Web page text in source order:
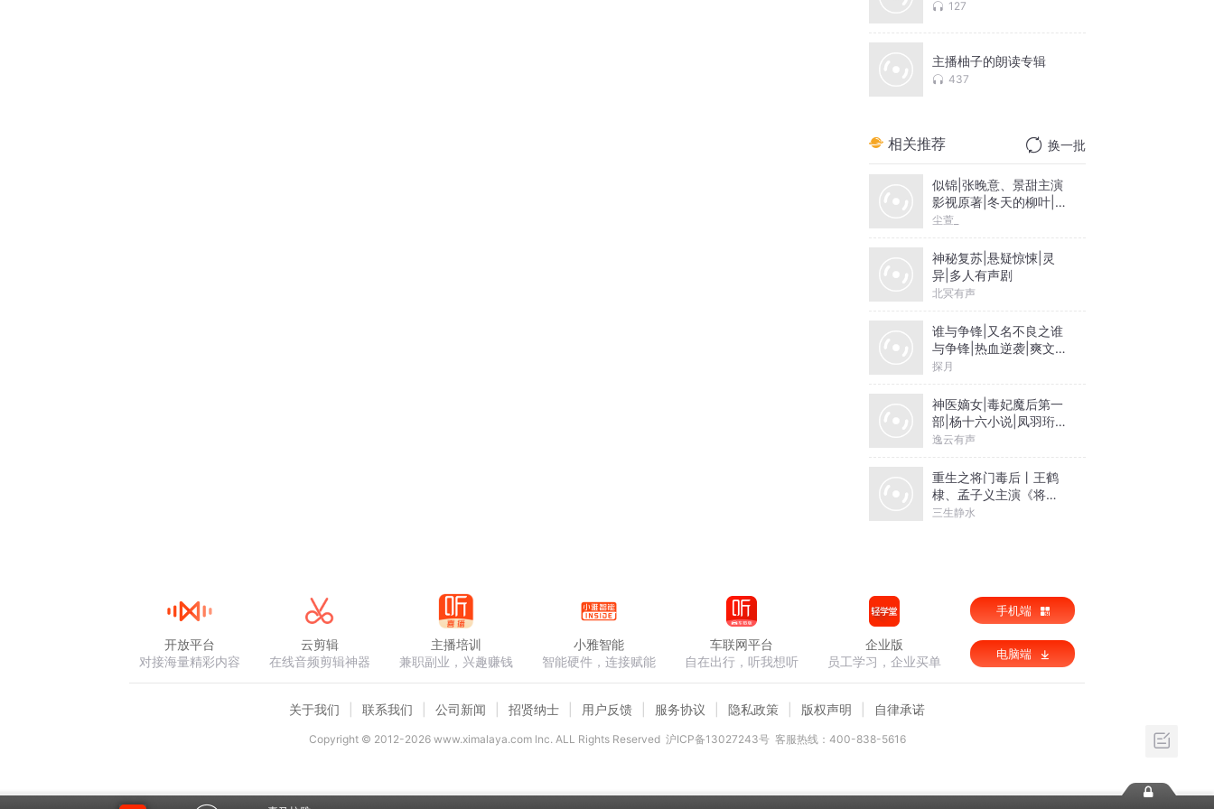
127
主播柚子的朗读专辑
437
相关推荐 换一批
似锦|张晚意、景甜主演
影视原著|冬天的柳叶|尘
萱&雪月之下领衔|多人
尘萱_
神秘复苏|悬疑惊悚|灵
异|多人有声剧
北冥有声
谁与争锋|又名不良之谁
与争锋|热血逆袭|爽文爆
笑|会员免费
探月
神医嫡女|毒妃魔后第一
部|杨十六小说|凤羽珩玄
天冥
逸云有声
重生之将门毒后丨王鹤
棣、孟子义主演《将门
独后》原著丨千山茶客
三生静水
开放平台
对接海量精彩内容
云剪辑
在线音频剪辑神器
主播培训
兼职副业，兴趣赚钱
小雅智能
智能硬件，连接赋能
车联网平台
自在出行，听我想听
企业版
员工学习，企业买单
手机端
电脑端
关于我们 联系我们 公司新闻 招贤纳士 用户反馈 服务协议 隐私政策 版权声明 自律承诺
Copyright © 2012-2026www.ximalaya.com lnc. ALL Rights Reserved 沪ICP备13027243号 客服热线：400-838-5616